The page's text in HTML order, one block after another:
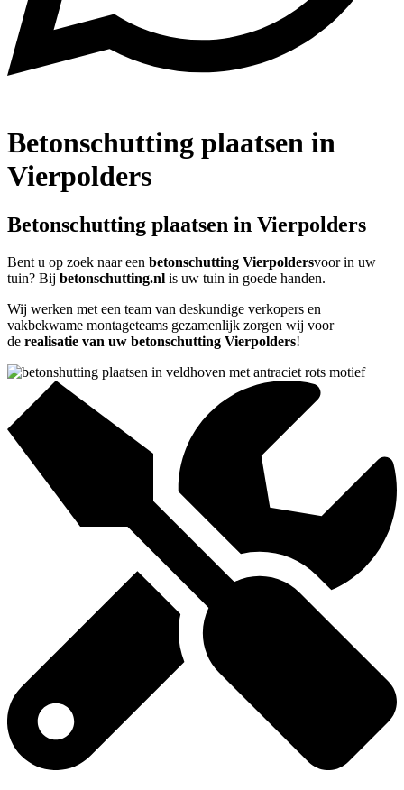
Betonschutting plaatsen in
Vierpolders
Betonschutting plaatsen in Vierpolders
Bent u op zoek naar een betonschutting Vierpoldersvoor in uw
tuin? Bij betonschutting.nl is uw tuin in goede handen.
Wij werken met een team van deskundige verkopers en
vakbekwame montageteams gezamenlijk zorgen wij voor
de realisatie van uw betonschutting Vierpolders!